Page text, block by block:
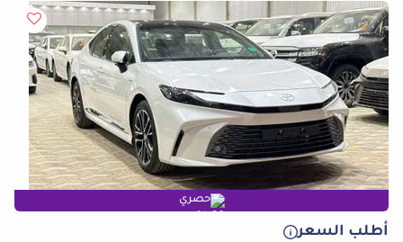
حصري
أطلب السعر